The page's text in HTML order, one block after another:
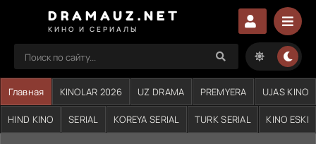
DRAMAUZ.NET
КИНО И СЕРИАЛЫ
Главная KINOLAR 2026 UZ DRAMA PREMYERA UJAS KINO
HIND KINO SERIAL KOREYA SERIAL TURK SERIAL KINO ESKI